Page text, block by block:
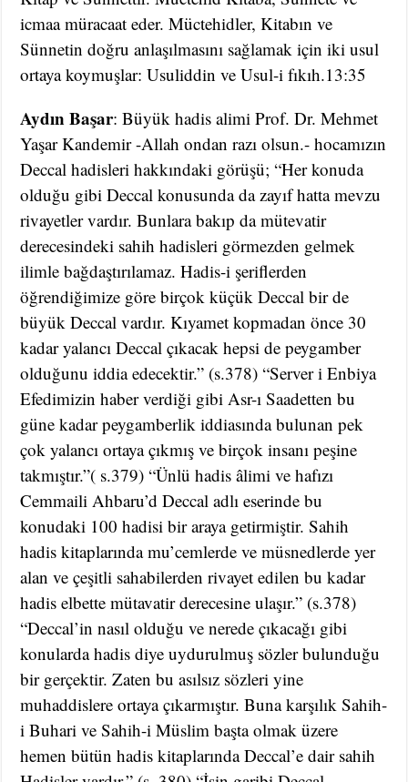
icmaa müracaat eder. Müctehidler, Kitabın ve
Sünnetin doğru anlaşılmasını sağlamak için iki usul
ortaya koymuşlar: Usuliddin ve Usul-i fıkıh.13:35
Aydın Başar: Büyük hadis alimi Prof. Dr. Mehmet
Yaşar Kandemir -Allah ondan razı olsun.- hocamızın
Deccal hadisleri hakkındaki görüşü; “Her konuda
olduğu gibi Deccal konusunda da zayıf hatta mevzu
rivayetler vardır. Bunlara bakıp da mütevatir
derecesindeki sahih hadisleri görmezden gelmek
ilimle bağdaştırılamaz. Hadis-i şeriflerden
öğrendiğimize göre birçok küçük Deccal bir de
büyük Deccal vardır. Kıyamet kopmadan önce 30
kadar yalancı Deccal çıkacak hepsi de peygamber
olduğunu iddia edecektir.” (s.378) “Server i Enbiya
Efedimizin haber verdiği gibi Asr-ı Saadetten bu
güne kadar peygamberlik iddiasında bulunan pek
çok yalancı ortaya çıkmış ve birçok insanı peşine
takmıştır.”( s.379) “Ünlü hadis âlimi ve hafızı
Cemmaili Ahbaru’d Deccal adlı eserinde bu
konudaki 100 hadisi bir araya getirmiştir. Sahih
hadis kitaplarında mu’cemlerde ve müsnedlerde yer
alan ve çeşitli sahabilerden rivayet edilen bu kadar
hadis elbette mütavatir derecesine ulaşır.” (s.378)
“Deccal’in nasıl olduğu ve nerede çıkacağı gibi
konularda hadis diye uydurulmuş sözler bulunduğu
bir gerçektir. Zaten bu asılsız sözleri yine
muhaddislere ortaya çıkarmıştır. Buna karşılık Sahih-
i Buhari ve Sahih-i Müslim başta olmak üzere
hemen bütün hadis kitaplarında Deccal’e dair sahih